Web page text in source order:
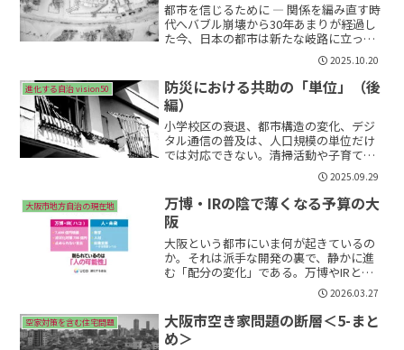
都市を信じるために ― 関係を編み直す時
代へバブル崩壊から30年あまりが経過し
た今、日本の都市は新たな岐路に立って
いる。人口減少、気候危機、災害リス
ク、社会の分断。もはや都市を成長の象
徴として描く時代は過ぎ去り、「持続」
と「共生」をどう再構...
2025.10.20
進化する自治 vision50
防災における共助の「単位」（後
編）
小学校区の衰退、都市構造の変化、デジ
タル通信の普及は、人口規模の単位だけ
では対応できない。清掃活動や子育てサ
ークル、趣味の会などの「小集団」を基
盤とするアプローチはますます重要性を
増している。
2025.09.29
大阪市地方自治の現在地
万博・IRの陰で薄くなる予算の大
阪
大阪という都市にいま何が起きているの
か。それは派手な開発の裏で、静かに進
む「配分の変化」である。万博やIRとい
った巨大プロジェクトに資金が集中する
一方で、教育や人材、そしてスタートア
ップといった“未来をつくる領域”への投
資が相対的に細くなっ...
2026.03.27
空家対策を含む住宅問題
大阪市空き家問題の断層＜5-まと
め＞